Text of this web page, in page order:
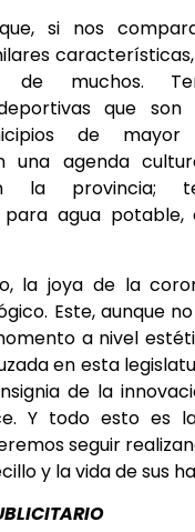
si nos
muchos.
que
de mayor
una agenda
la provincia;
para agua
la joya de la
Este, aunque
a nivel
en esta
de la
Y todo esto es
seguir
y la vida de sus